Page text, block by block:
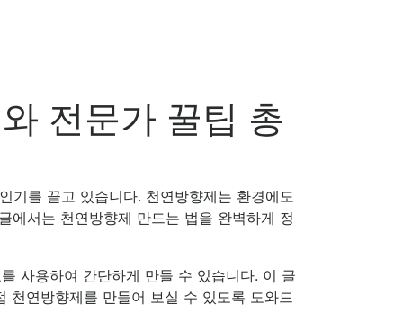
전문가 꿀팁 총
기를 끌고 있습니다. 천연방향제는 환경에도
에서는 천연방향제 만드는 법을 완벽하게 정
사용하여 간단하게 만들 수 있습니다. 이 글
천연방향제를 만들어 보실 수 있도록 도와드